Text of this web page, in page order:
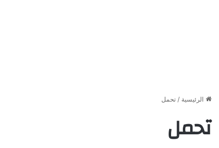
الرئيسية / تحمل
تحمل